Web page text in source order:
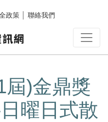
政策 聯絡我們
屆)金鼎獎
曜日式散